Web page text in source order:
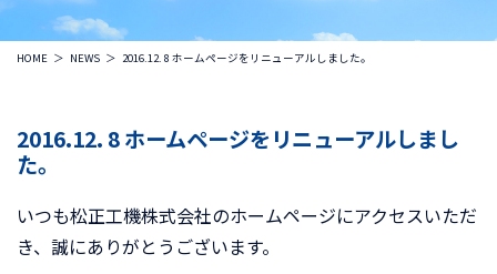
HOME NEWS 2016.12. 8 ホームページをリニューアルしました。
2016.12. 8 ホームページをリニューアルしまし
た。
いつも松正工機株式会社のホームページにアクセスいただ
き、誠にありがとうございます。